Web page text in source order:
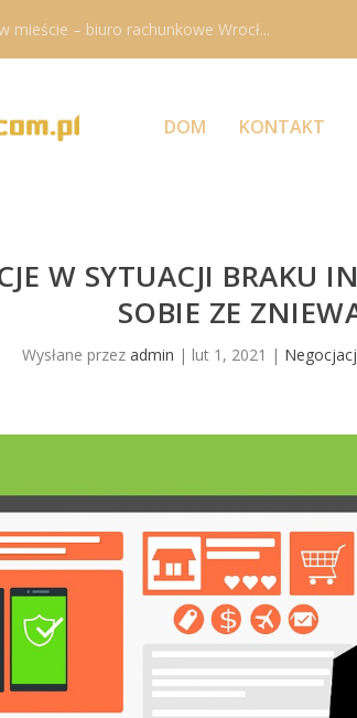
mieście – biuro rachunkowe Wrocł...
DOM KONTAKT
W SYTUACJI BRAKU
SOBIE ZE
Wysłane przez admin | lut 1, 2021 |